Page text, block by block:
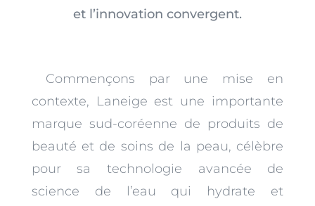
et l’innovation convergent.
Commençons par une mise en
contexte, Laneige est une importante
marque sud-coréenne de produits de
beauté et de soins de la peau, célèbre
pour sa technologie avancée de
science de l’eau qui hydrate et